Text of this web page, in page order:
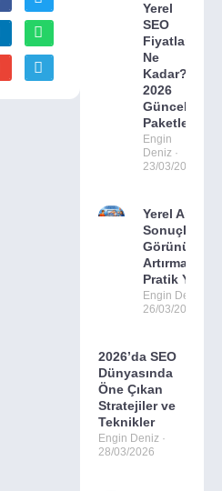
Yerel
SEO
Fiyatları
Ne
Kadar?
2026
Güncel
Paketler
Engin
Deniz
23/03/2026
Yerel Arama
Görünürlüğü
Artırmanın 7
Pratik Yolu
Engin Deniz
26/03/2026
2026’da SEO
Dünyasında
Öne Çıkan
Stratejiler ve
Teknikler
Engin Deniz
28/03/2026